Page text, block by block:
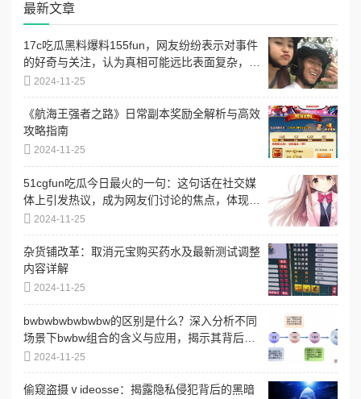
最新文章
17c吃瓜黑料爆料155fun，网友纷纷表示对事件
的好奇与关注，认为真相可能远比表面复杂，引
发热议
2024-11-25
《航海王强者之路》日常副本奖励全解析与高效
攻略指南
2024-11-25
51cgfun吃瓜今日最火的一句：这句话在社交媒
体上引发热议，成为网友们讨论的焦点，体现了
当下流行文化的趣味与共鸣
2024-11-25
杂货铺改革：取消元宝购买药水及最新测试调整
内容详解
2024-11-25
bwbwbwbwbwbw的区别是什么？深入分析不同
场景下bwbw组合的含义与应用，揭示其背后的
文化和语境差异
2024-11-25
偷窥盗摄ⅴideosse：揭露隐私侵犯背后的黑暗